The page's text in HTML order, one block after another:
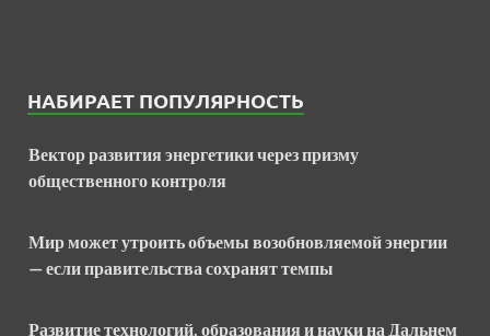
НАБИРАЕТ ПОПУЛЯРНОСТЬ
Вектор развития энергетики через призму
общественного контроля
Мир может утроить объемы возобновляемой энергии
— если правительства сохранят темпы
Развитие технологий, образования и науки на Дальнем